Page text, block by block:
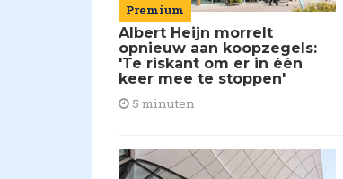
Premium
Albert Heijn morrelt
opnieuw aan koopzegels:
'Te riskant om er in één
keer mee te stoppen'
5 minuten